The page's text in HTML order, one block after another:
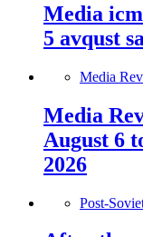
Media
5 avqust
Media
Media
August 6
2026
Post-